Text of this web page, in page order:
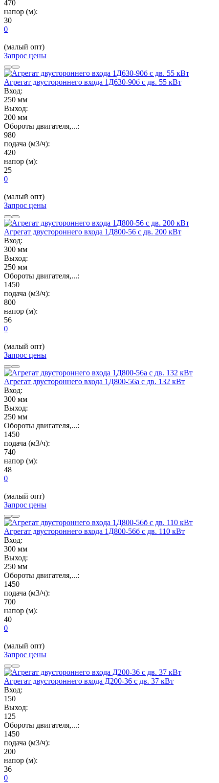
470
напор (м):
30
0
(малый опт)
Запрос цены
Агрегат двустороннего входа 1Д630-90б с дв. 55 кВт
Вход:
250 мм
Выход:
200 мм
Обороты двигателя,...:
980
подача (м3/ч):
420
напор (м):
25
0
(малый опт)
Запрос цены
Агрегат двустороннего входа 1Д800-56 с дв. 200 кВт
Вход:
300 мм
Выход:
250 мм
Обороты двигателя,...:
1450
подача (м3/ч):
800
напор (м):
56
0
(малый опт)
Запрос цены
Агрегат двустороннего входа 1Д800-56а с дв. 132 кВт
Вход:
300 мм
Выход:
250 мм
Обороты двигателя,...:
1450
подача (м3/ч):
740
напор (м):
48
0
(малый опт)
Запрос цены
Агрегат двустороннего входа 1Д800-56б с дв. 110 кВт
Вход:
300 мм
Выход:
250 мм
Обороты двигателя,...:
1450
подача (м3/ч):
700
напор (м):
40
0
(малый опт)
Запрос цены
Агрегат двустороннего входа Д200-36 с дв. 37 кВт
Вход:
150
Выход:
125
Обороты двигателя,...:
1450
подача (м3/ч):
200
напор (м):
36
0